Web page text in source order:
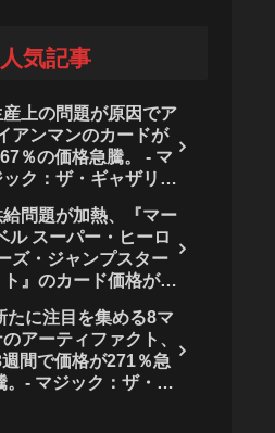
人気記事
産上の問題が原因でア
アンマンのカードが
％の価格急騰。 - マ
ック：ザ・ギャザリン
給問題が加熱、『マー
ル スーパー・ヒーロ
ズ・ジャンプスター
ト』のカード価格が
：ザ・ギャザリング
たに注目を集める8マ
アーティファクト、
間で価格が271％急
。- マジック：ザ・ギ